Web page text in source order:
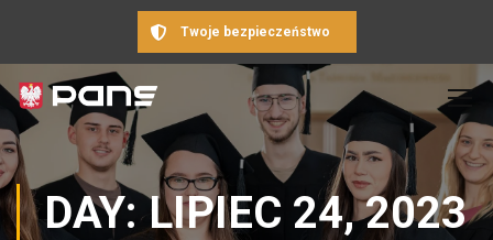
Twoje bezpieczeństwo
DAY: LIPIEC 24, 2023